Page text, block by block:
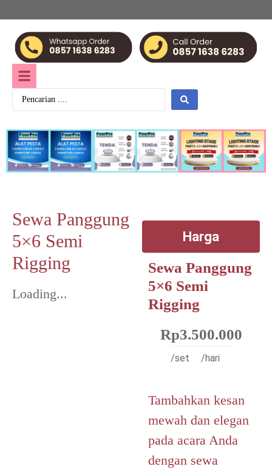
Sewa Panggung
5×6 Semi
Rigging
Loading...
Harga
Sewa Panggung
5×6 Semi
Rigging
Rp3.500.000
/set /hari
Tambahkan kesan
mewah dan elegan
pada acara Anda
dengan sewa